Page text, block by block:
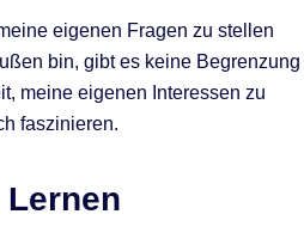
eigenen Fragen zu stellen
bin, gibt es keine Begrenzung
meine eigenen Interessen zu
faszinieren.